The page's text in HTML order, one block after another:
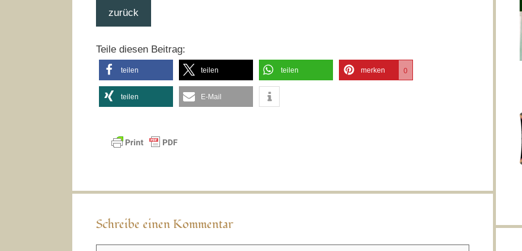
zurück
Teile diesen Beitrag:
teilen teilen teilen merken 0
teilen E-Mail
Schreibe einen Kommentar